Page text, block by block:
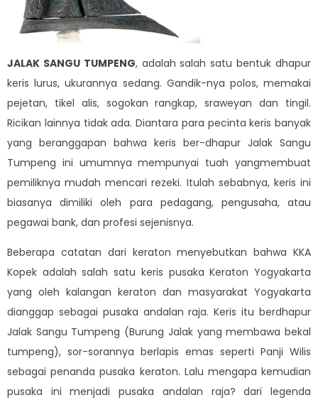
JALAK SANGU TUMPENG, adalah salah satu bentuk dhapur
keris lurus, ukurannya sedang. Gandik-nya polos, memakai
pejetan, tikel alis, sogokan rangkap, sraweyan dan tingil.
Ricikan lainnya tidak ada. Diantara para pecinta keris banyak
yang beranggapan bahwa keris ber-dhapur Jalak Sangu
Tumpeng ini umumnya mempunyai tuah yangmembuat
pemiliknya mudah mencari rezeki. Itulah sebabnya, keris ini
biasanya dimiliki oleh para pedagang, pengusaha, atau
pegawai bank, dan profesi sejenisnya.
Beberapa catatan dari keraton menyebutkan bahwa KKA
Kopek adalah salah satu keris pusaka Keraton Yogyakarta
yang oleh kalangan keraton dan masyarakat Yogyakarta
dianggap sebagai pusaka andalan raja. Keris itu berdhapur
Jalak Sangu Tumpeng (Burung Jalak yang membawa bekal
tumpeng), sor-sorannya berlapis emas seperti Panji Wilis
sebagai penanda pusaka keraton. Lalu mengapa kemudian
pusaka ini menjadi pusaka andalan raja? dari legenda